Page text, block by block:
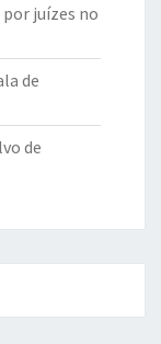
juízes no
de
de